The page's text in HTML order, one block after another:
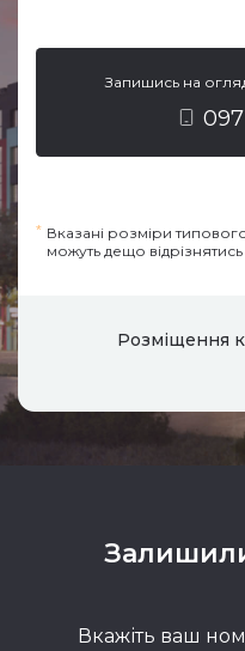
* Вказані розміри
можуть дещо відрізнятись
Запишись на
Розміщення
Вкажіть ваш